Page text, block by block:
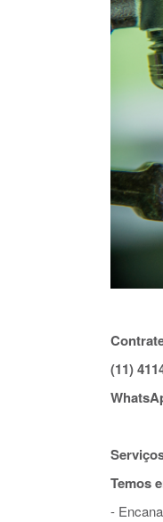
(11)
Temos
-